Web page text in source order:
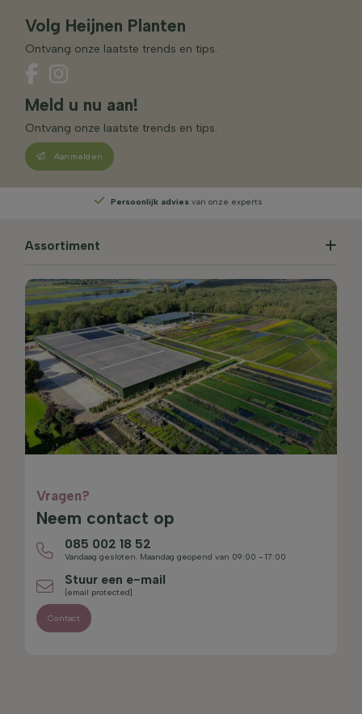
Volg Heijnen Planten
Ontvang onze laatste trends en tips.
Meld u nu aan!
Ontvang onze laatste trends en tips.
Aanmelden
Persoonlijk advies van onze experts
Assortiment
Vragen?
Neem contact op
085 002 18 52
Vandaag gesloten. Maandag geopend van 09:00 - 17:00
Stuur een e-mail
[email protected]
Contact